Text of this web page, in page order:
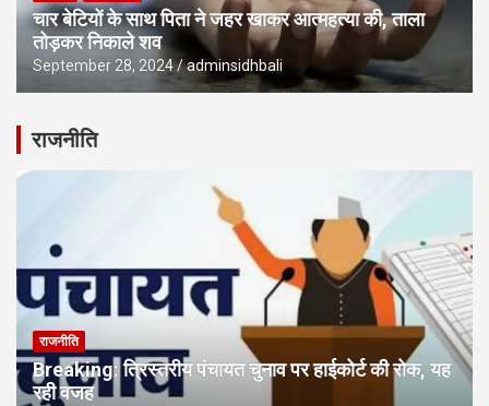
चार बेटियों के साथ पिता ने जहर खाकर आत्महत्या की, ताला
तोड़कर निकाले शव
September 28, 2024 adminsidhbali
राजनीति
राजनीति
Breaking: त्रिस्तरीय पंचायत चुनाव पर हाईकोर्ट की रोक, यह
रही वजह